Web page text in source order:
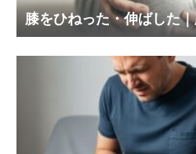
膝をひねった・伸ばした